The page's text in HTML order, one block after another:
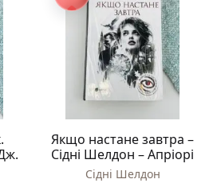
Якщо настане завтра –
Сідні Шелдон – Апріорі
Сідні Шелдон